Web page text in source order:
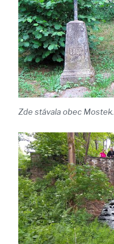
Zde stávala obec Mostek.